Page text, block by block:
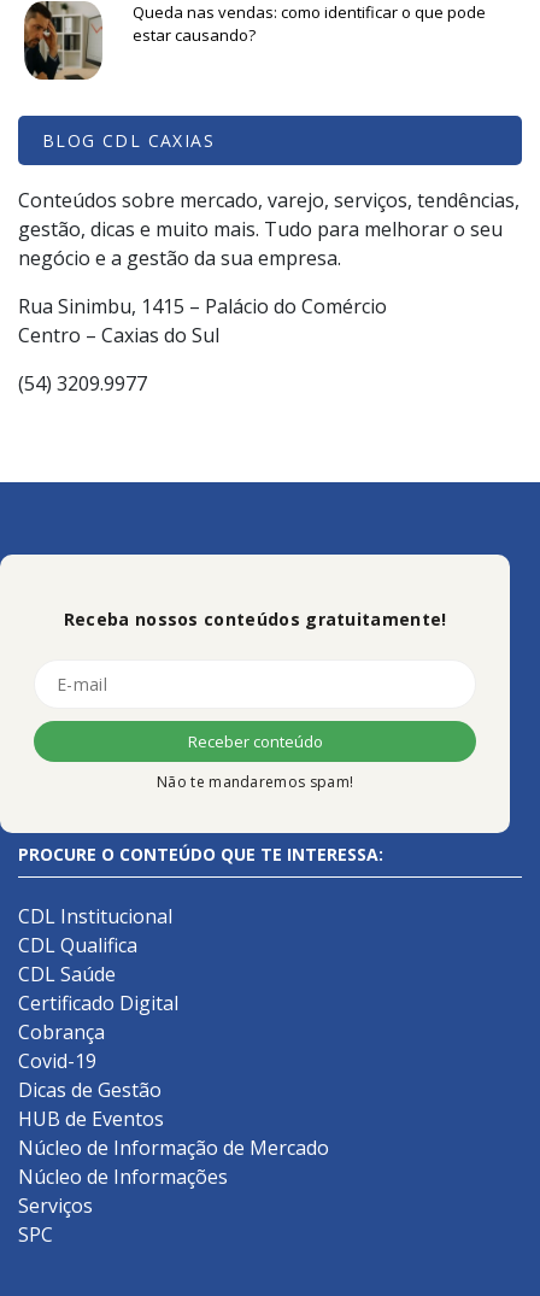
Queda nas vendas: como identificar o que pode
estar causando?
BLOG CDL CAXIAS
Conteúdos sobre mercado, varejo, serviços, tendências,
gestão, dicas e muito mais. Tudo para melhorar o seu
negócio e a gestão da sua empresa.
Rua Sinimbu, 1415 – Palácio do Comércio
Centro – Caxias do Sul
(54) 3209.9977
Receba nossos conteúdos gratuitamente!
Não te mandaremos spam!
PROCURE O CONTEÚDO QUE TE INTERESSA:
CDL Institucional
CDL Qualifica
CDL Saúde
Certificado Digital
Cobrança
Covid-19
Dicas de Gestão
HUB de Eventos
Núcleo de Informação de Mercado
Núcleo de Informações
Serviços
SPC